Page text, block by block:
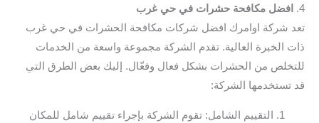
4.
افضل مكافحة حشرات في حي غرب
تعد شركة اوامرك افضل شركات مكافحة الحشرات في حي غرب
ذات الخبرة العالية. تقدم الشركة مجموعة واسعة من الخدمات
للتخلص من الحشرات بشكل فعال وفعّال. إليك بعض الطرق التي
قد تستخدمها الشركة:
التقييم الشامل: تقوم الشركة بإجراء تقييم شامل للمكان